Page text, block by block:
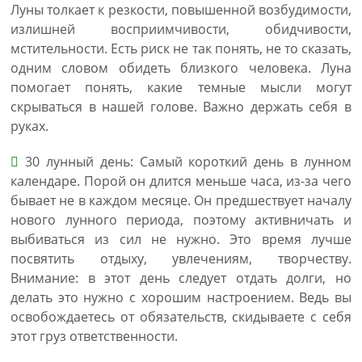
Луны толкает к резкости, повышенной возбудимости,
излишней восприимчивости, обидчивости,
мстительности. Есть риск не так понять, не то сказать,
одним словом обидеть близкого человека. Луна
помогает понять, какие темные мысли могут
скрываться в нашей голове. Важно держать себя в
руках.
30 лунный день: Самый короткий день в лунном
календаре. Порой он длится меньше часа, из-за чего
бывает не в каждом месяце. Он предшествует началу
нового лунного периода, поэтому активничать и
выбиваться из сил не нужно. Это время лучше
посвятить отдыху, увлечениям, творчеству.
Внимание: в этот день следует отдать долги, но
делать это нужно с хорошим настроением. Ведь вы
освобождаетесь от обязательств, скидываете с себя
этот груз ответственности.